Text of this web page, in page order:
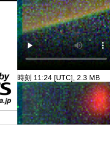
時刻 11:24 [UTC], 2.3 MB